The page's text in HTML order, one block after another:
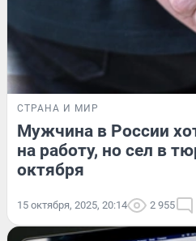
СТРАНА И МИР
Мужчина в России
на работу, но сел в
октября
15 октября, 2025, 20:14 2 955